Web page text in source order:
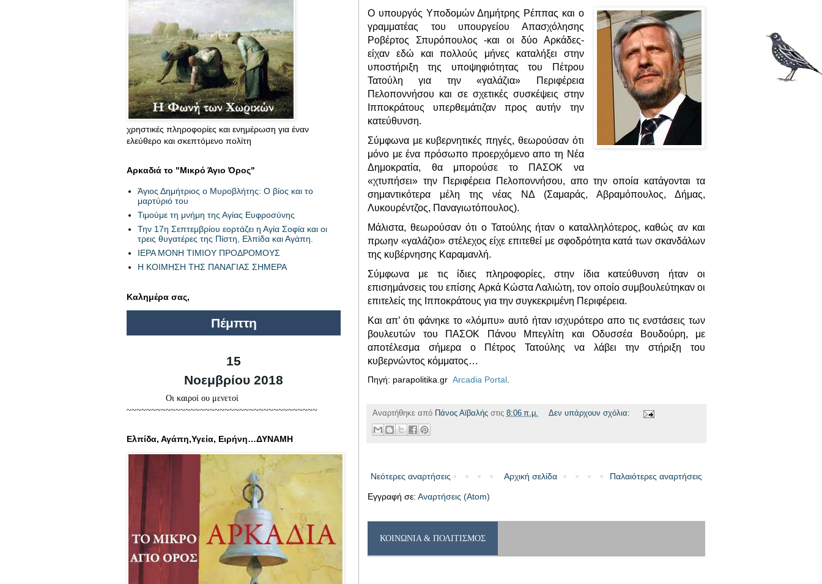
Ο υπουργός Υποδομών Δημήτρης Ρέππας και ο
γραμματέας του υπουργείου Απασχόλησης
Ροβέρτος Σπυρόπουλος -και οι δύο Αρκάδες-
είχαν εδώ και πολλούς μήνες καταλήξει στην
υποστήριξη της υποψηφιότητας του Πέτρου
Τατούλη για την «γαλάζια» Περιφέρεια
Πελοποννήσου και σε σχετικές συσκέψεις στην
Ιπποκράτους υπερθεμάτιζαν προς αυτήν την
κατεύθυνση.
Σύμφωνα με κυβερνητικές πηγές, θεωρούσαν ότι
μόνο με ένα πρόσωπο προερχόμενο απο τη Νέα
Δημοκρατία, θα μπορούσε το ΠΑΣΟΚ να
«χτυπήσει» την Περιφέρεια Πελοποννήσου, απο την οποία κατάγονται τα
σημαντικότερα μέλη της νέας ΝΔ (Σαμαράς, Αβραμόπουλος, Δήμας,
Λυκουρέντζος, Παναγιωτόπουλος).
Μάλιστα, θεωρούσαν ότι ο Τατούλης ήταν ο καταλληλότερος, καθώς αν και
πρωην «γαλάζιο» στέλεχος είχε επιτεθεί με σφοδρότητα κατά των σκανδάλων
της κυβέρνησης Καραμανλή.
Σύμφωνα με τις ίδιες πληροφορίες, στην ίδια κατεύθυνση ήταν οι
επισημάνσεις του επίσης Αρκά Κώστα Λαλιώτη, τον οποίο συμβουλεύτηκαν οι
επιτελείς της Ιπποκράτους για την συγκεκριμένη Περιφέρεια.
Και απ’ ότι φάνηκε το «λόμπυ» αυτό ήταν ισχυρότερο απο τις ενστάσεις των
βουλευτών του ΠΑΣΟΚ Πάνου Μπεγλίτη και Οδυσσέα Βουδούρη, με
αποτέλεσμα σήμερα ο Πέτρος Τατούλης να λάβει την στήριξη του
κυβερνώντος κόμματος…
Πηγή: parapolitika.gr Arcadia Portal.
Αναρτήθηκε από Πάνος Αϊβαλής στις 8:06 π.μ. Δεν υπάρχουν σχόλια:
Νεότερες αναρτήσεις Παλαιότερες αναρτήσεις
Αρχική σελίδα
Εγγραφή σε: Αναρτήσεις (Atom)
ΚΟΙΝΩΝΙΑ & ΠΟΛΙΤΙΣΜΟΣ
χρηστικές πληροφορίες και ενημέρωση για έναν
ελεύθερο και σκεπτόμενο πολίτη
Αρκαδιά το "Μικρό Άγιο Όρος"
Άγιος Δημήτριος ο Μυροβλήτης: Ο βίος και το
μαρτύριό του
Τιμούμε τη μνήμη της Αγίας Ευφροσύνης
Την 17η Σεπτεμβρίου εορτάζει η Αγία Σοφία και οι
τρεις θυγατέρες της Πίστη, Ελπίδα και Αγάπη.
ΙΕΡΑ ΜΟΝΗ ΤΙΜΙΟΥ ΠΡΟΔΡΟΜΟΥΣ
Η ΚΟΙΜΗΣΗ ΤΗΣ ΠΑΝΑΓΙΑΣ ΣΗΜΕΡΑ
Καλημέρα σας,
Πέμπτη
15
Νοεμβρίου 2018
Οι καιροί ου μενετοί
~~~~~~~~~~~~~~~~~~~~~~~~~~~~~~~~~~~~~~~
Ελπίδα, Αγάπη,Υγεία, Ειρήνη…ΔΥΝΑΜΗ